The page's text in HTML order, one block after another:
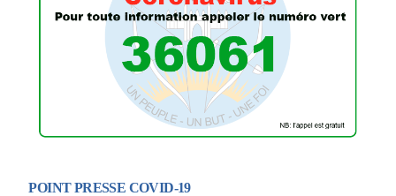
POINT PRESSE COVID-19